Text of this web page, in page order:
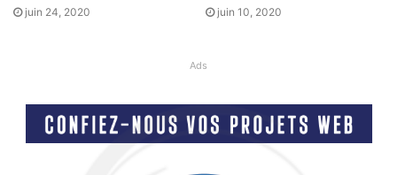
juin 24, 2020 juin 10, 2020
Ads